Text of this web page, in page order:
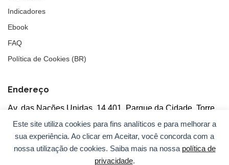
Este site utiliza cookies para fins analíticos e para melhorar a
sua experiência. Ao clicar em Aceitar, você concorda com a
nossa utilização de cookies. Saiba mais na nossa política de
privacidade.
Indicadores
Ebook
FAQ
Política de Cookies (BR)
Endereço
Av. das Nações Unidas, 14.401, Parque da Cidade, Torre
Tarumã
5°andar, salas 502/503, CEP: 04730-090, São Paulo, SP